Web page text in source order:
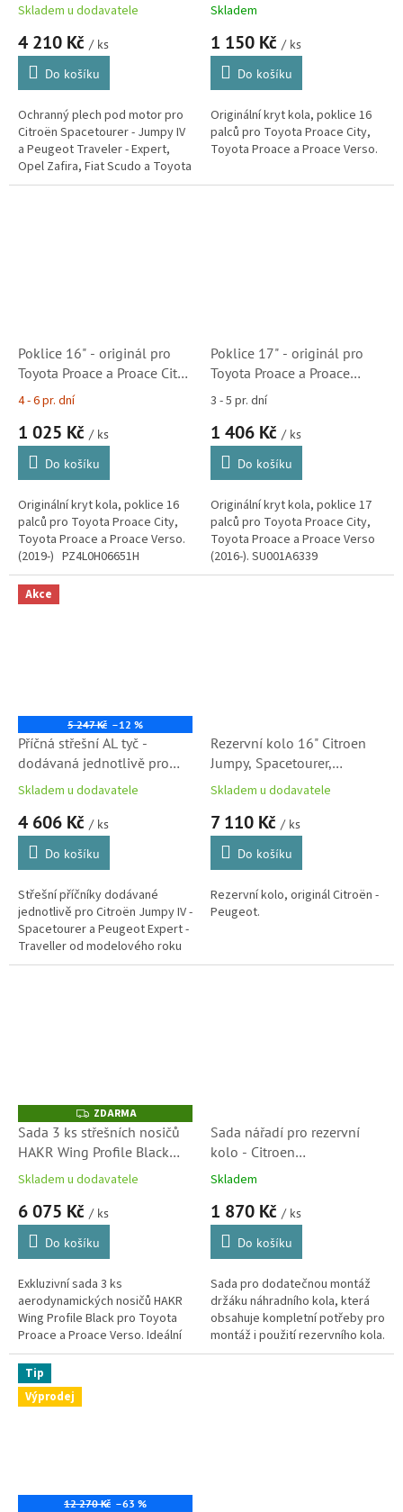
Opel Zafira, Toyota ProAce
Skladem u dodavatele
4 210 Kč / ks
Do košíku
Ochranný plech pod motor pro
Citroën Spacetourer - Jumpy IV
a Peugeot Traveler - Expert,
Opel Zafira, Fiat Scudo a Toyota
ProAce 2018-. Velice robustní,
Skladem
1 150 Kč / ks
Do košíku
Originální kryt kola, poklice 16
palců pro Toyota Proace City,
Toyota Proace a Proace Verso.
Poklice 16" - originál pro
Toyota Proace a Proace City
Verso 2019-
4 - 6 pr. dní
1 025 Kč / ks
Do košíku
Originální kryt kola, poklice 16
palců pro Toyota Proace City,
Toyota Proace a Proace Verso.
(2019-) PZ4L0H06651H
Poklice 17" - originál pro
Toyota Proace a Proace
Verso 2016-
3 - 5 pr. dní
1 406 Kč / ks
Do košíku
Originální kryt kola, poklice 17
palců pro Toyota Proace City,
Toyota Proace a Proace Verso
(2016-). SU001A6339
Akce
5 247 Kč –12 %
Příčná střešní AL tyč -
dodávaná jednotlivě pro
Citroën Jumpy IV
Expert, Traveller a Opel
Zafira Life, Vivaro
(1612491580)
Skladem u dodavatele
4 606 Kč / ks
Do košíku
Střešní příčníky dodávané
jednotlivě pro Citroën Jumpy IV -
Spacetourer a Peugeot Expert -
Traveller od modelového roku
2016, Fiat Scudo, Toyota
Rezervní kolo 16" Citroen
Jumpy, Spacetourer,
Peugeot Expert, Traveller,
(9843593180)
Skladem u dodavatele
7 110 Kč / ks
Do košíku
Rezervní kolo, originál Citroën -
Peugeot.
Z
D
A
R
A
ZDARMA
Sada 3 ks střešních nosičů
HAKR Wing Profile Black
pro Toyota Proace (2016-)
Skladem u dodavatele
6 075 Kč / ks
Do košíku
Exkluzivní sada 3 ks
aerodynamických nosičů HAKR
Wing Profile Black pro Toyota
Proace a Proace Verso. Ideální
řešení pro montáž autostanů,
extrémně dlouhých střešních
boxů nebo...
Sada nářadí pro rezervní
kolo - Citroen
Jumpy,Spacetourer, Peugeot
Zafira, Toyota ProAce
Skladem
1 870 Kč / ks
Do košíku
Sada pro dodatečnou montáž
držáku náhradního kola, která
obsahuje kompletní potřeby pro
montáž i použití rezervního kola.
Když přikoupíte ještě koš na
Tip
Výprodej
12 270 Kč –63 %